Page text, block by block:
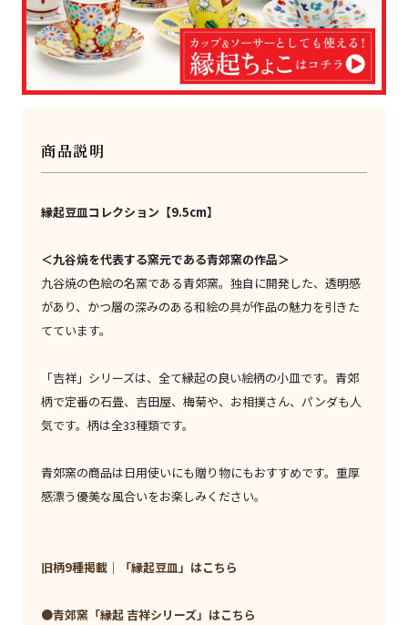
商品説明
縁起豆皿コレクション【9.5cm】
＜九谷焼を代表する窯元である青郊窯の作品＞
九谷焼の色絵の名窯である青郊窯。独自に開発した、透明感
があり、かつ層の深みのある和絵の具が作品の魅力を引きた
てています。
「吉祥」シリーズは、全て縁起の良い絵柄の小皿です。青郊
柄で定番の石畳、吉田屋、梅菊や、お相撲さん、パンダも人
気です。柄は全33種類です。
青郊窯の商品は日用使いにも贈り物にもおすすめです。重厚
感漂う優美な風合いをお楽しみください。
旧柄9種掲載｜「縁起豆皿」はこちら
●青郊窯「縁起 吉祥シリーズ」はこちら